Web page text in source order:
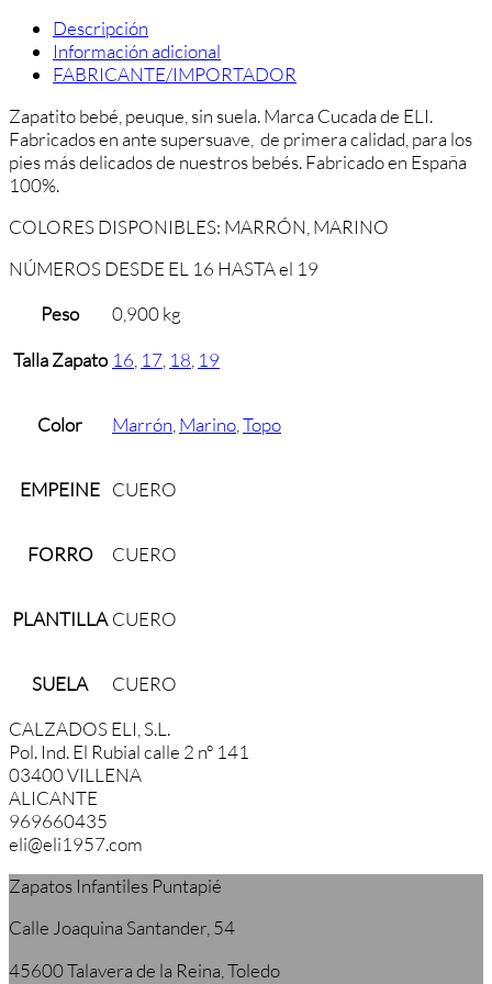
Descripción
Información adicional
FABRICANTE/IMPORTADOR
Zapatito bebé, peuque, sin suela. Marca Cucada de ELI.
Fabricados en ante supersuave, de primera calidad, para los
pies más delicados de nuestros bebés. Fabricado en España
100%.
COLORES DISPONIBLES: MARRÓN, MARINO
NÚMEROS DESDE EL 16 HASTA el 19
Peso
0,900 kg
Talla Zapato 16, 17, 18, 19
Color Marrón,Marino,Topo
EMPEINE CUERO
FORRO CUERO
PLANTILLA CUERO
SUELA
CUERO
CALZADOS ELI, S.L.
Pol. Ind. El Rubial calle 2 nº 141
03400 VILLENA
ALICANTE
969660435
eli@eli1957.com
Zapatos Infantiles Puntapié
Calle Joaquina Santander, 54
45600 Talavera de la Reina, Toledo